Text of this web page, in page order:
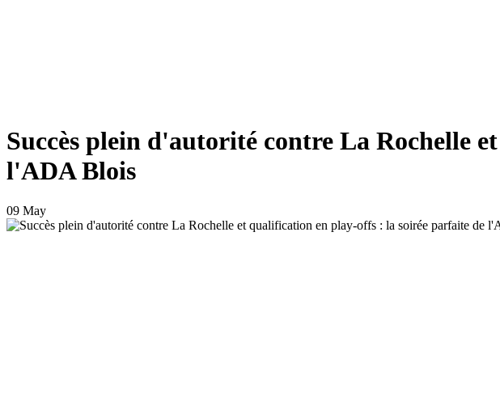
Succès plein d'autorité contre La Rochelle
l'ADA Blois
09 May